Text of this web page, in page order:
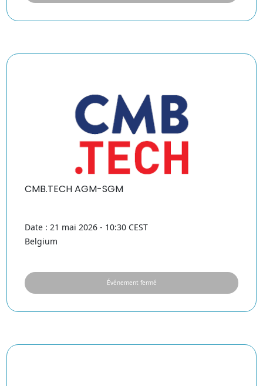
CMB.TECH AGM-SGM
Date : 21 mai 2026 - 10:30 CEST
Belgium
Événement fermé